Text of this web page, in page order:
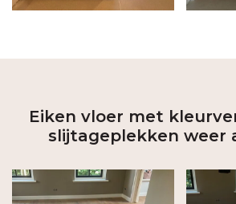
Eiken vloer met
slijtageplekken weer